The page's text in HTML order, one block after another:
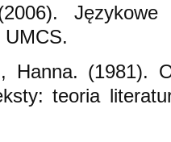
UMCS.
Hanna. (1981).
teoria